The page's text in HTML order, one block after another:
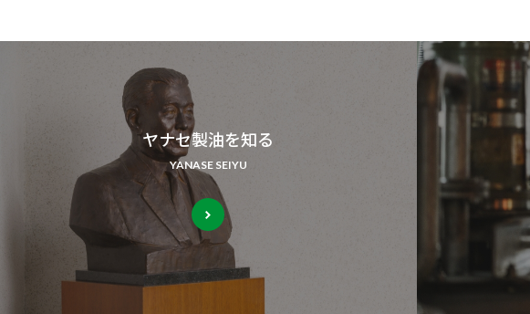
ヤナセ製油を知る
YANASE SEIYU